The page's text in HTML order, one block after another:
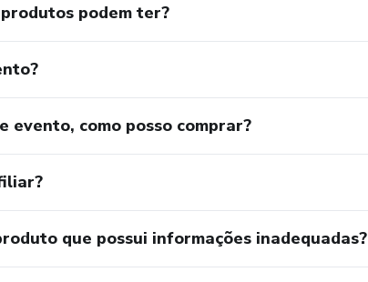
podem ter?
evento, como posso comprar?
que possui informações inadequadas?